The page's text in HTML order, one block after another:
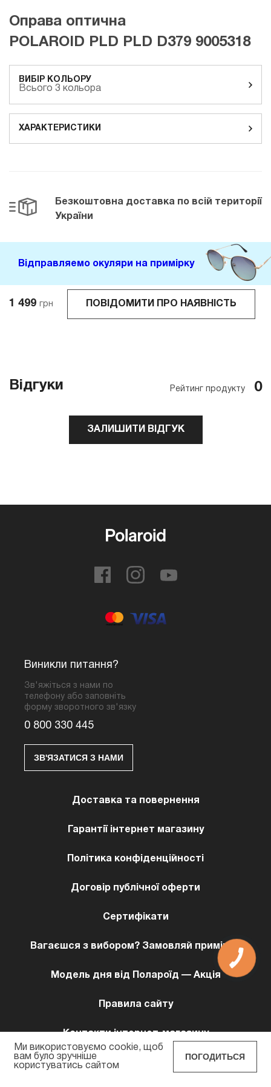
Оправа оптична
POLAROID PLD PLD D379 9005318
ВИБІР КОЛЬОРУ
Всього 3 кольора
ХАРАКТЕРИСТИКИ
1 499 грн ПОВІДОМИТИ ПРО НАЯВНІСТЬ
Безкоштовна доставка по всій території
України
Відправляемо окуляри на примірку
Відгуки Рейтинг продукту 0
ЗАЛИШИТИ ВІДГУК
Виникли питання?
Зв'яжіться з нами по
телефону або заповніть
форму зворотного зв'язку
0 800 330 445
ЗВ'ЯЗАТИСЯ З НАМИ
Доставка та повернення
Гарантії інтернет магазину
Політика конфіденційності
Договір публічної оферти
Сертифікати
Вагаєшся з вибором? Замовляй примірку!
Модель дня від Полароїд — Акція
Правила сайту
Контакти інтернет-магазину
POLAROID EYEWEAR © 2026 Всi права захищенi
Ми використовуємо cookie, щоб
вам було зручніше
користуватись сайтом
ПОГОДИТЬСЯ